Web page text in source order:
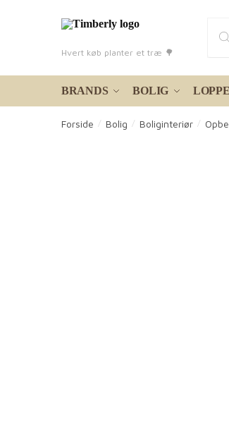
Hvert køb planter et træ 🌳
BRANDS BOLIG
Forside / Bolig / Boliginteriør /